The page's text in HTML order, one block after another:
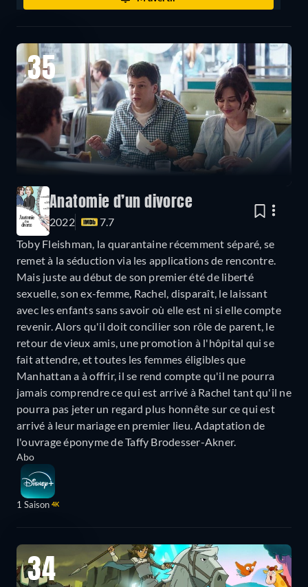
35
Anatomie d’un divorce
2022
7.7
Toby Fleishman, la quarantaine récemment séparé, se
remet à la séduction via les applications de rencontre.
Mais juste au début de son premier été de liberté
sexuelle, son ex-femme, Rachel, disparaît, le laissant
avec les enfants sans savoir où elle est ni si elle compte
revenir. Alors qu'il doit concilier son rôle de parent, le
retour de vieux amis, une promotion à l'hôpital qui se
fait attendre, et toutes les femmes éligibles que
Manhattan a à offrir, il se rend compte qu'il ne pourra
jamais comprendre ce qui est arrivé à Rachel tant qu'il ne
pourra pas jeter un regard plus honnête sur ce qui est
arrivé à leur mariage en premier lieu. Adaptation de
l'ouvrage éponyme de Taffy Brodesser-Akner.
Abo
1 Saison 4K
34